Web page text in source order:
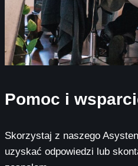
Pomoc i
Skorzystaj z naszego
uzyskać odpowiedzi lub